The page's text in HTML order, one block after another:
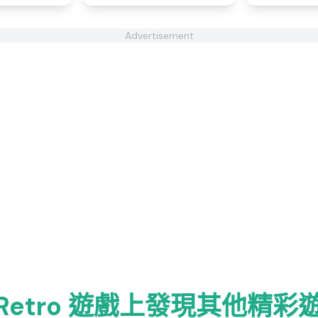
Advertisement
遊戲上發現其他精彩